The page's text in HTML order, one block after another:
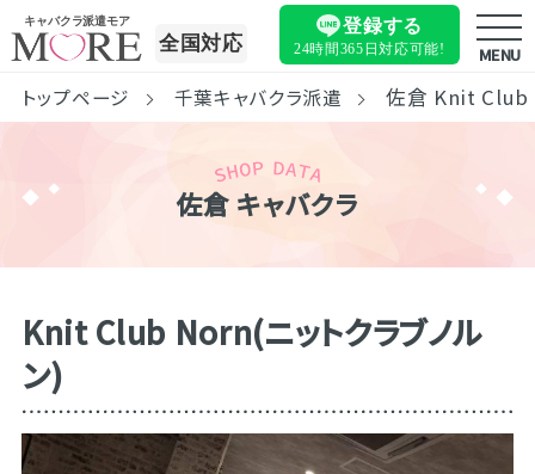
キャバクラ派遣モア
全国対応
登録する
24時間365日対応可能! MENU
トップページ 千葉キャバクラ派遣 佐倉 Knit Club
佐倉 キャバクラ
Knit Club Norn(ニットクラブノル
ン)